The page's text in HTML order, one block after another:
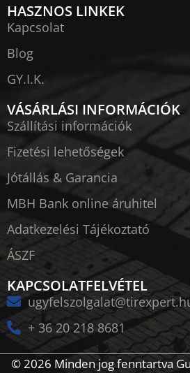
HASZNOS LINKEK
Kapcsolat
Blog
GY.I.K.
VÁSÁRLÁSI INFORMÁCIÓK
Szállítási információk
Fizetési lehetőségek
Jótállás & Garancia
MBH Bank online áruhitel
Adatkezelési Tájékoztató
ÁSZF
KAPCSOLATFELVÉTEL
+ 36 20 218 8681
© 2026 Minden jog fenntartva